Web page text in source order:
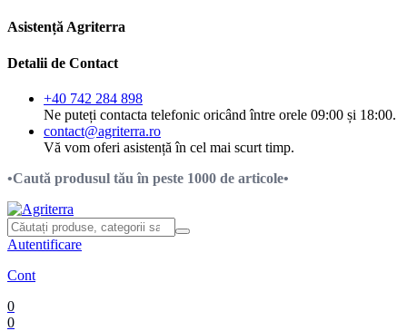
Asistență Agriterra
Detalii de Contact
+40 742 284 898
Ne puteți contacta telefonic oricând între orele 09:00 și 18:00.
contact@agriterra.ro
Vă vom oferi asistență în cel mai scurt timp.
•Caută produsul tău în peste 1000 de articole•
Autentificare
Cont
0
0